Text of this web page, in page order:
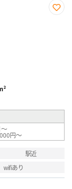
円～
駅近
wifiあり